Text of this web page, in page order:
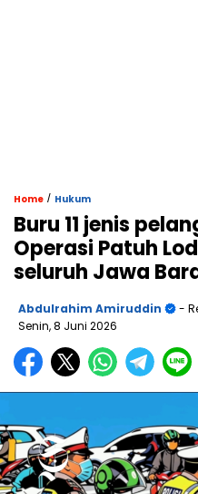
Home / Hukum
Buru 11 jenis
Operasi Patuh
seluruh Jawa
Abdulrahim Amiruddin
-
Senin, 8 Juni 2026